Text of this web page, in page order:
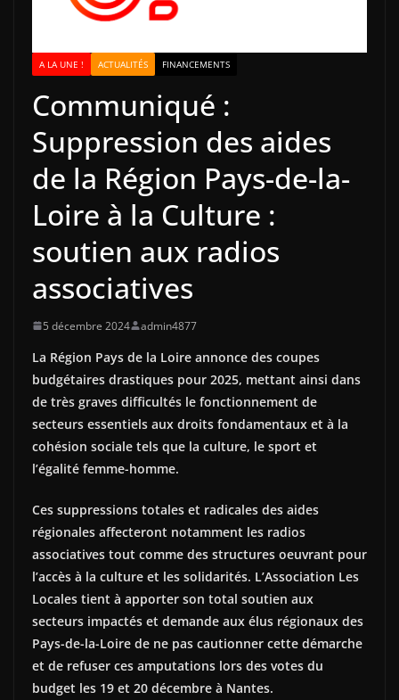
A LA UNE ! ACTUALITÉS FINANCEMENTS
Communiqué :
Suppression des aides
de la Région Pays-de-la-
Loire à la Culture :
soutien aux radios
associatives
5 décembre 2024 admin4877
La Région Pays de la Loire annonce des coupes
budgétaires drastiques pour 2025, mettant ainsi dans
de très graves difficultés le fonctionnement de
secteurs essentiels aux droits fondamentaux et à la
cohésion sociale tels que la culture, le sport et
l’égalité femme-homme.
Ces suppressions totales et radicales des aides
régionales affecteront notamment les radios
associatives tout comme des structures oeuvrant pour
l’accès à la culture et les solidarités. L’Association Les
Locales tient à apporter son total soutien aux
secteurs impactés et demande aux élus régionaux des
Pays-de-la-Loire de ne pas cautionner cette démarche
et de refuser ces amputations lors des votes du
budget les 19 et 20 décembre à Nantes.